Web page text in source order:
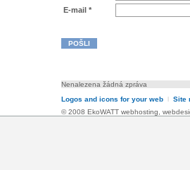
E-mail *
Nenalezena žádná zpráva
Logos and icons for your web l Site
© 2008 EkoWATT webhosting